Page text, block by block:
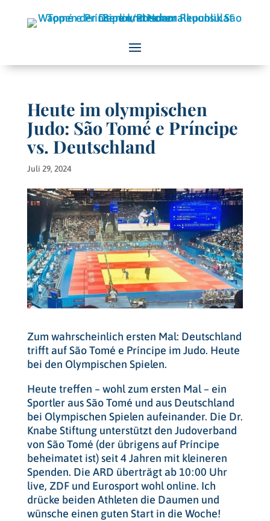
Heute im olympischen
Judo: São Tomé e Príncipe
vs. Deutschland
Juli 29, 2024
Zum wahrscheinlich ersten Mal: Deutschland
trifft auf São Tomé e Príncipe im Judo. Heute
bei den Olympischen Spielen.
Heute treffen – wohl zum ersten Mal – ein
Sportler aus São Tomé und aus Deutschland
bei Olympischen Spielen aufeinander. Die Dr.
Knabe Stiftung unterstützt den Judoverband
von São Tomé (der übrigens auf Príncipe
beheimatet ist) seit 4 Jahren mit kleineren
Spenden. Die ARD überträgt ab 10:00 Uhr
live, ZDF und Eurosport wohl online. Ich
drücke beiden Athleten die Daumen und
wünsche einen guten Start in die Woche!